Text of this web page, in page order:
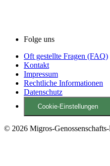
Folge uns
Oft gestellte Fragen (FAQ)
Kontakt
Impressum
Rechtliche Informationen
Datenschutz
Cookie-Einstellungen
© 2026 Migros-